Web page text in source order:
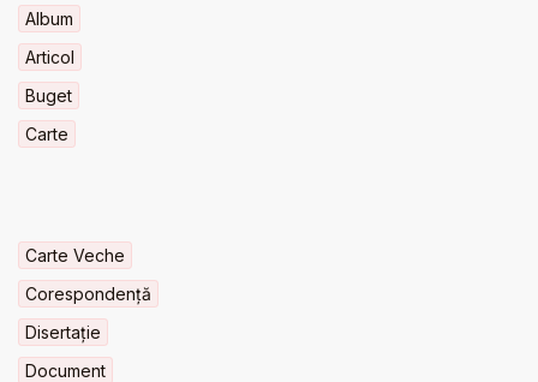
Album
Articol
Buget
Carte
Carte Veche
Corespondență
Disertație
Document